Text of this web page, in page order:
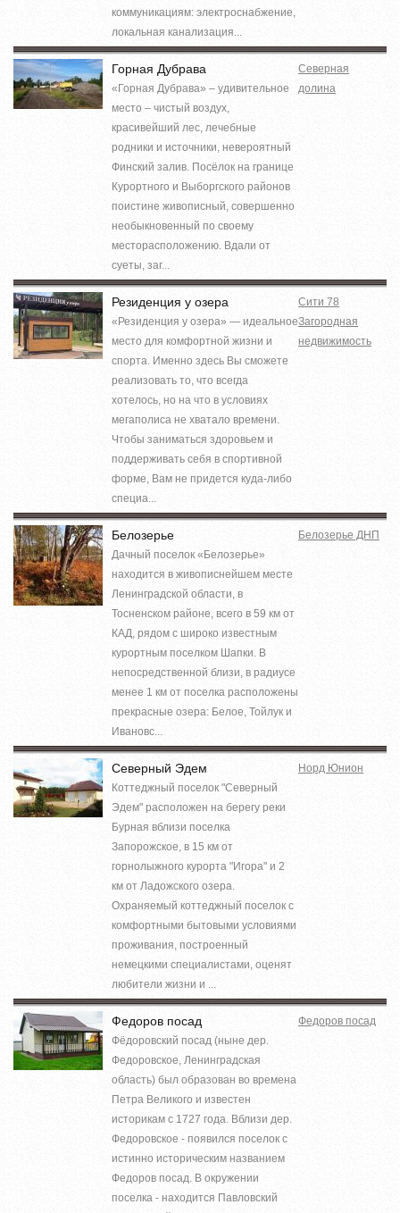
коммуникациям: электроснабжение,
локальная канализация...
Горная Дубрава
«Горная Дубрава» – удивительное
место – чистый воздух,
красивейший лес, лечебные
родники и источники, невероятный
Финский залив. Посёлок на границе
Курортного и Выборгского районов
поистине живописный, совершенно
необыкновенный по своему
месторасположению. Вдали от
суеты, заг...
Северная
долина
Резиденция у озера
«Резиденция у озера» — идеальное
место для комфортной жизни и
спорта. Именно здесь Вы сможете
реализовать то, что всегда
хотелось, но на что в условиях
мегаполиса не хватало времени.
Чтобы заниматься здоровьем и
поддерживать себя в спортивной
форме, Вам не придется куда-либо
специа...
Сити 78
Загородная
недвижимость
Белозерье
Дачный поселок «Белозерье»
находится в живописнейшем месте
Ленинградской области, в
Тосненском районе, всего в 59 км от
КАД, рядом с широко известным
курортным поселком Шапки. В
непосредственной близи, в радиусе
менее 1 км от поселка расположены
прекрасные озера: Белое, Тойлук и
Ивановс...
Белозерье ДНП
Северный Эдем
Коттеджный поселок "Северный
Эдем" расположен на берегу реки
Бурная вблизи поселка
Запорожское, в 15 км от
горнолыжного курорта "Игора" и 2
км от Ладожского озера.
Охраняемый коттеджный поселок с
комфортными бытовыми условиями
проживания, построенный
немецкими специалистами, оценят
любители жизни и ...
Норд Юнион
Федоров посад
Фёдоровский посад (ныне дер.
Федоровское, Ленинградская
область) был образован во времена
Петра Великого и известен
историкам с 1727 года. Вблизи дер.
Федоровское - появился поселок с
истинно историческим названием
Федоров посад. В окружении
поселка - находится Павловский
Федоров посад